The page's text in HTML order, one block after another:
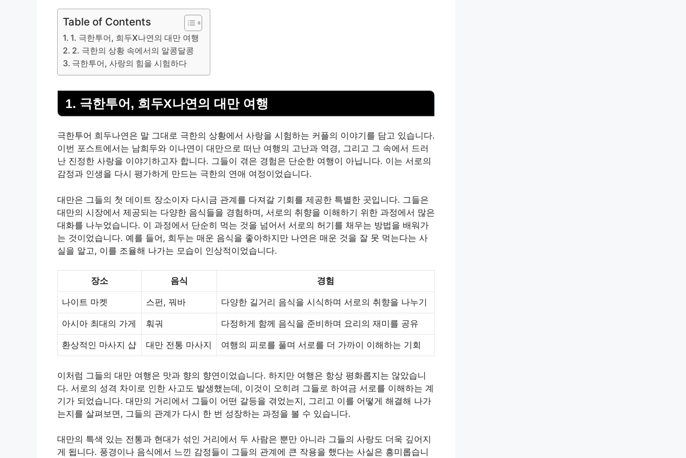
Table of Contents
1. 극한투어, 희두X나연의 대만 여행
2. 극한의 상황 속에서의 알콩달콩
극한투어, 사랑의 힘을 시험하다
1. 극한투어, 희두X나연의 대만 여행
극한투어 희두나연은 말 그대로 극한의 상황에서 사랑을 시험하는 커플의 이야기를 담고 있습니다.
이번 포스트에서는 남희두와 이나연이 대만으로 떠난 여행의 고난과 역경, 그리고 그 속에서 드러
난 진정한 사랑을 이야기하고자 합니다. 그들이 겪은 경험은 단순한 여행이 아닙니다. 이는 서로의
감정과 인생을 다시 평가하게 만드는 극한의 연애 여정이었습니다.
대만은 그들의 첫 데이트 장소이자 다시금 관계를 다져갈 기회를 제공한 특별한 곳입니다. 그들은
대만의 시장에서 제공되는 다양한 음식들을 경험하며, 서로의 취향을 이해하기 위한 과정에서 많은
대화를 나누었습니다. 이 과정에서 단순히 먹는 것을 넘어서 서로의 허기를 채우는 방법을 배워가
는 것이었습니다. 예를 들어, 희두는 매운 음식을 좋아하지만 나연은 매운 것을 잘 못 먹는다는 사
실을 알고, 이를 조율해 나가는 모습이 인상적이었습니다.
장소 음식 경험
나이트 마켓 스펀, 꿔바 다양한 길거리 음식을 시식하며 서로의 취향을 나누기
아시아 최대의 가게 훠궈 다정하게 함께 음식을 준비하며 요리의 재미를 공유
환상적인 마사지 샵 대만 전통 마사지 여행의 피로를 풀며 서로를 더 가까이 이해하는 기회
이처럼 그들의 대만 여행은 맛과 향의 향연이었습니다. 하지만 여행은 항상 평화롭지는 않았습니
다. 서로의 성격 차이로 인한 사고도 발생했는데, 이것이 오히려 그들로 하여금 서로를 이해하는 계
기가 되었습니다. 대만의 거리에서 그들이 어떤 갈등을 겪었는지, 그리고 이를 어떻게 해결해 나가
는지를 살펴보면, 그들의 관계가 다시 한 번 성장하는 과정을 볼 수 있습니다.
대만의 특색 있는 전통과 현대가 섞인 거리에서 두 사람은 뿐만 아니라 그들의 사랑도 더욱 깊어지
게 됩니다. 풍경이나 음식에서 느낀 감정들이 그들의 관계에 큰 작용을 했다는 사실은 흥미롭습니